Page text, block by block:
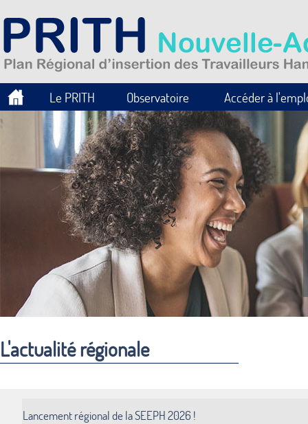
Le PRITH Observatoire Accéder à
L'actualité régionale
Lancement régional de la SEEPH 2026 !